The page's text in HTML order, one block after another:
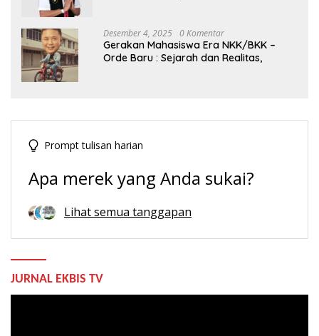
Desember 4, 2025 0 Komentar
Gerakan Mahasiswa Era NKK/BKK –
Orde Baru : Sejarah dan Realitas,
Prompt tulisan harian
Apa merek yang Anda sukai?
Lihat semua tanggapan
JURNAL EKBIS TV